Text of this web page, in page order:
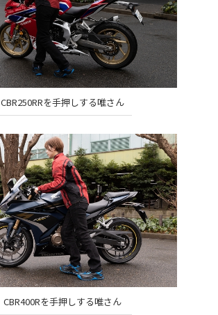
CBR250RRを手押しする唯さん
CBR400Rを手押しする唯さん